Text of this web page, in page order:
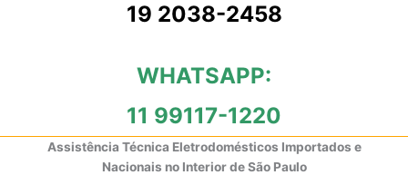
19 2038-2458
WHATSAPP:
11 99117-1220
Assistência Técnica Eletrodomésticos Importados e
Nacionais no Interior de São Paulo